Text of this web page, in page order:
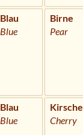
Blau
Blue
Birne
Pear
Blau
Blue
Kirsche
Cherry